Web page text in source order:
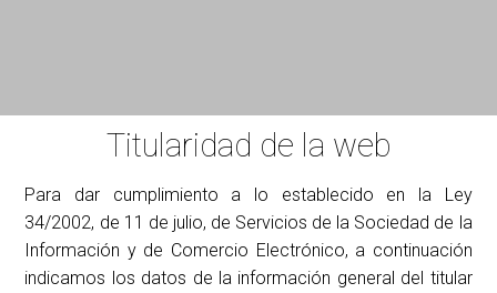
Titularidad de la web
Para dar cumplimiento a lo establecido en la Ley
34/2002, de 11 de julio, de Servicios de la Sociedad de la
Información y de Comercio Electrónico, a continuación
indicamos los datos de la información general del titular